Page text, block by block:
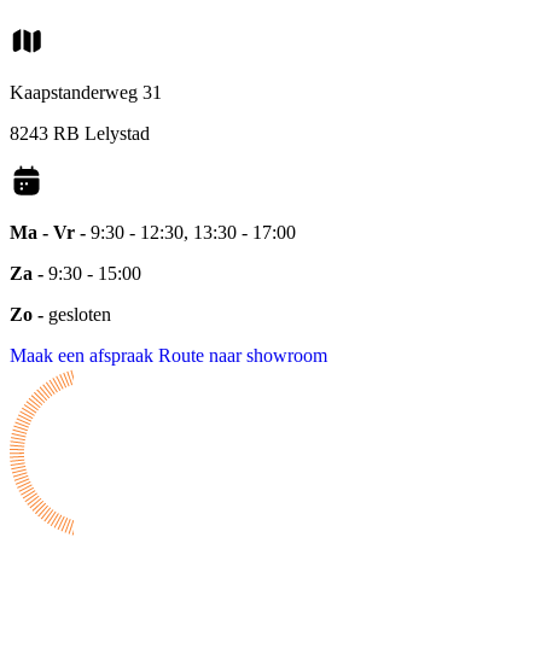
Kaapstanderweg 31
8243 RB Lelystad
Ma - Vr - 9:30 - 12:30, 13:30 - 17:00
Za - 9:30 - 15:00
Zo - gesloten
Maak een afspraak Route naar showroom